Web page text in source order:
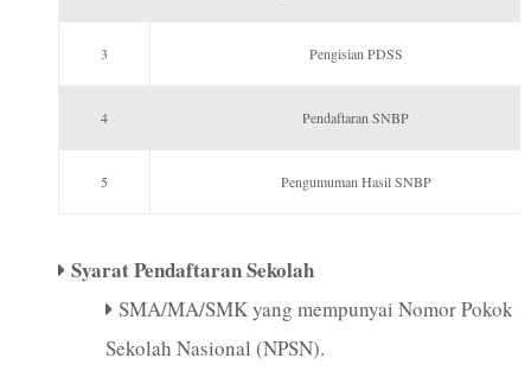
3 Pengisian PDSS
4 Pendaftaran SNBP
5 Pengumuman Hasil SNBP
Syarat Pendaftaran Sekolah
SMA/MA/SMK yang mempunyai Nomor Pokok
Sekolah Nasional (NPSN).